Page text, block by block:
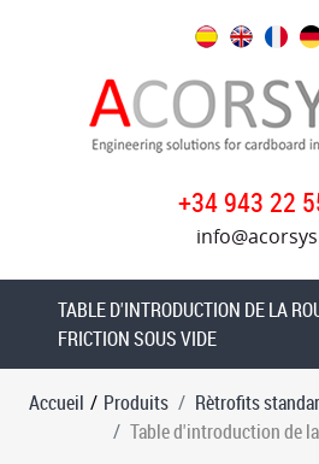
+34 943 22
TABLE D'INTRODUCTION DE LA
FRICTION SOUS VIDE
Rètrofits
standard
la
roue
à
friction
sous
Accueil / Produits
Rètrofits
Table d'introduction de